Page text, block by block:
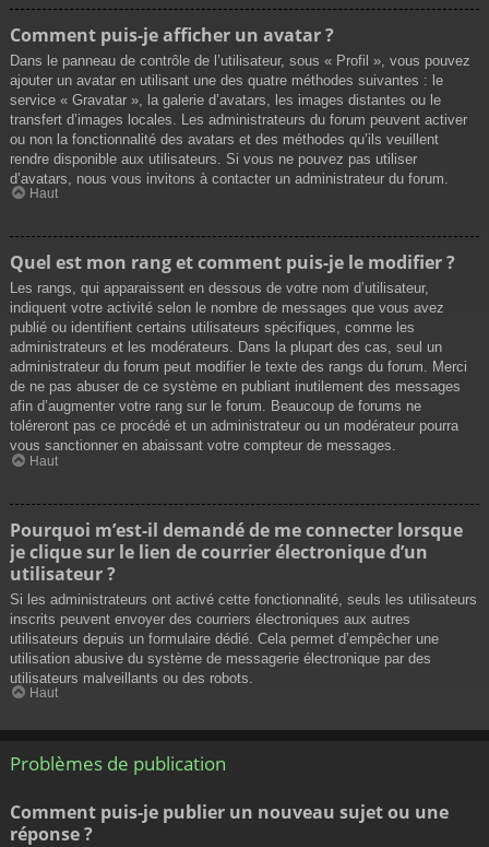
Comment puis-je afficher un avatar ?
Dans le panneau de contrôle de l’utilisateur, sous « Profil », vous pouvez
ajouter un avatar en utilisant une des quatre méthodes suivantes : le
service « Gravatar », la galerie d’avatars, les images distantes ou le
transfert d’images locales. Les administrateurs du forum peuvent activer
ou non la fonctionnalité des avatars et des méthodes qu’ils veuillent
rendre disponible aux utilisateurs. Si vous ne pouvez pas utiliser
d’avatars, nous vous invitons à contacter un administrateur du forum.
Haut
Quel est mon rang et comment puis-je le modifier ?
Les rangs, qui apparaissent en dessous de votre nom d’utilisateur,
indiquent votre activité selon le nombre de messages que vous avez
publié ou identifient certains utilisateurs spécifiques, comme les
administrateurs et les modérateurs. Dans la plupart des cas, seul un
administrateur du forum peut modifier le texte des rangs du forum. Merci
de ne pas abuser de ce système en publiant inutilement des messages
afin d’augmenter votre rang sur le forum. Beaucoup de forums ne
toléreront pas ce procédé et un administrateur ou un modérateur pourra
vous sanctionner en abaissant votre compteur de messages.
Haut
Pourquoi m’est-il demandé de me connecter lorsque
je clique sur le lien de courrier électronique d’un
utilisateur ?
Si les administrateurs ont activé cette fonctionnalité, seuls les utilisateurs
inscrits peuvent envoyer des courriers électroniques aux autres
utilisateurs depuis un formulaire dédié. Cela permet d’empêcher une
utilisation abusive du système de messagerie électronique par des
utilisateurs malveillants ou des robots.
Haut
Problèmes de publication
Comment puis-je publier un nouveau sujet ou une
réponse ?